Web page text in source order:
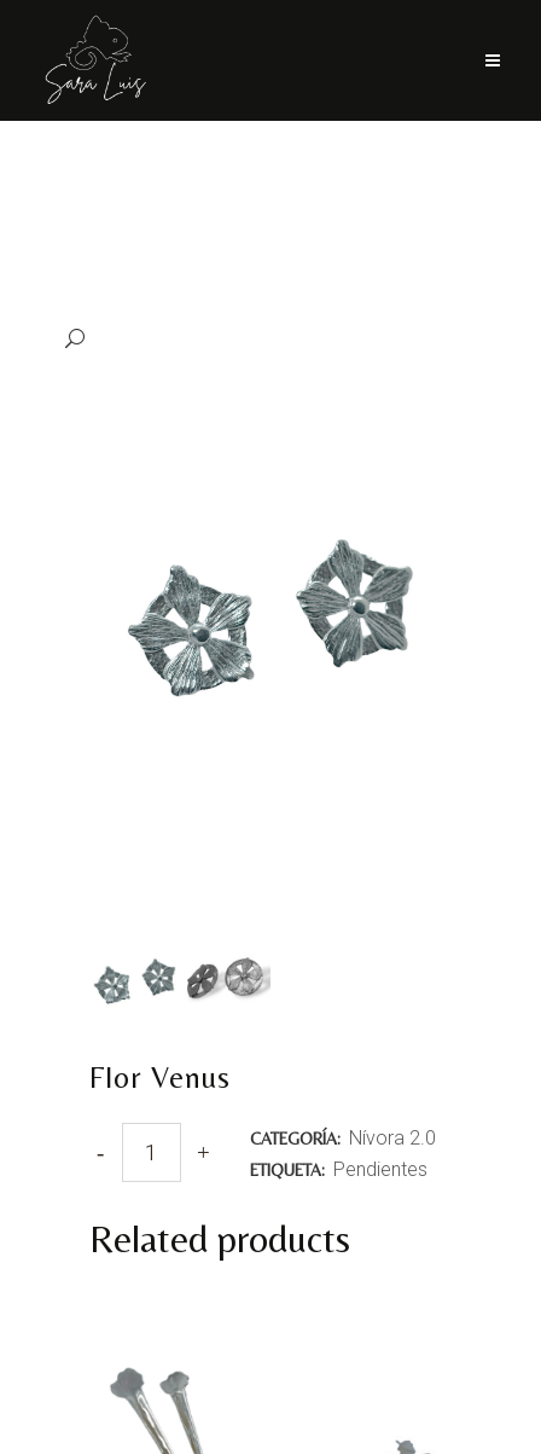
Flor Venus
CATEGORÍA: Nívora 2.0
ETIQUETA: Pendientes
Related products